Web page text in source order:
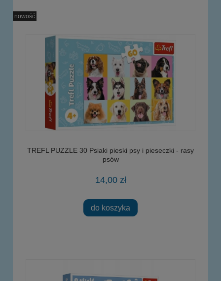
TREFL PUZZLE 30 Psiaki pieski psy i pieseczki - rasy
psów
14,00 zł
do koszyka
nowość